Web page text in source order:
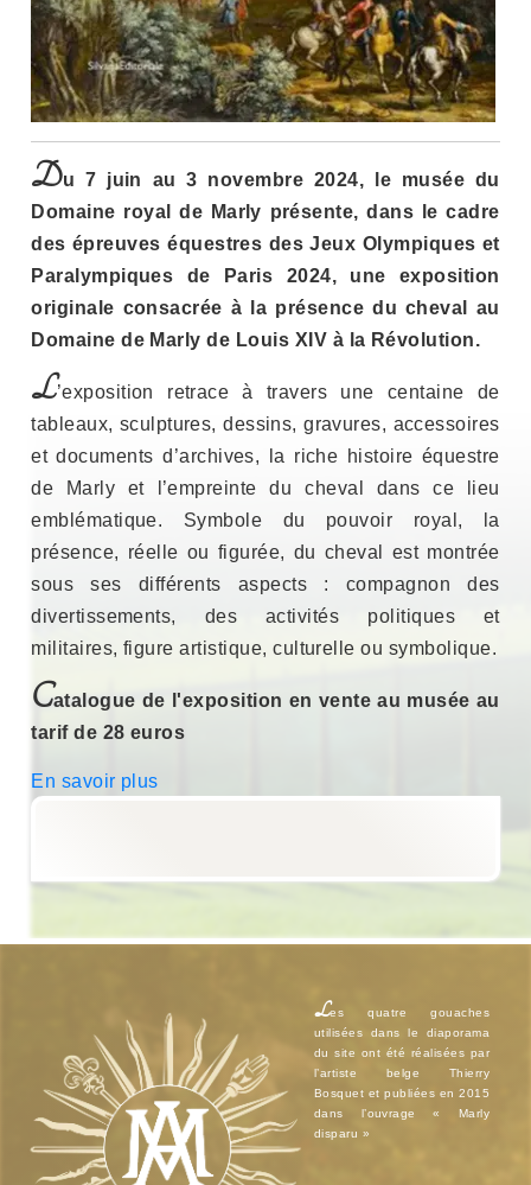
Du 7 juin au 3 novembre 2024, le musée du
Domaine royal de Marly présente, dans le cadre
des épreuves équestres des Jeux Olympiques et
Paralympiques de Paris 2024, une exposition
originale consacrée à la présence du cheval au
Domaine de Marly de Louis XIV à la Révolution.
L’exposition retrace à travers une centaine de
tableaux, sculptures, dessins, gravures, accessoires
et documents d’archives, la riche histoire équestre
de Marly et l’empreinte du cheval dans ce lieu
emblématique. Symbole du pouvoir royal, la
présence, réelle ou figurée, du cheval est montrée
sous ses différents aspects : compagnon des
divertissements, des activités politiques et
militaires, figure artistique, culturelle ou symbolique.
Catalogue de l'exposition en vente au musée au
tarif de 28 euros
En savoir plus
Les quatre gouaches
utilisées dans le diaporama
du site ont été réalisées par
l’artiste belge Thierry
Bosquet et publiées en 2015
dans l’ouvrage « Marly
disparu »